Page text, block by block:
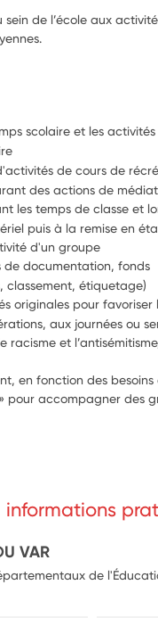
de l’école aux
scolaire et les
de cours de
des actions de
les temps de classe et
puis à la remise en
de documentation, fonds
classement, étiquetage)
originales pour favoriser
aux journées ou
racisme et
en fonction des
pour accompagner des
informations
VAR
de